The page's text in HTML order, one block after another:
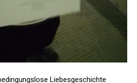
Liebesgeschichte